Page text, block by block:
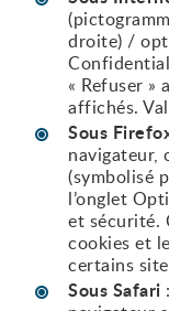
droite) /
« Refuser »
affichés.
Sous
navigateur,
(symbolisé
l’onglet
et sécurité.
cookies et
certains
Sous Safari